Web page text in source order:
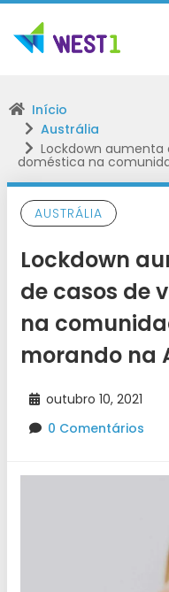
Início
Austrália
Lockdown aumenta
doméstica na
AUSTRÁLIA
Lockdown
de casos de
na
morando na
outubro 10, 2021
0 Comentários